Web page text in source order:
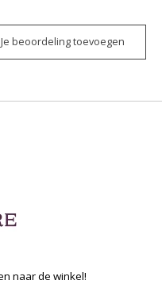
Je beoordeling toevoegen
naar de winkel!